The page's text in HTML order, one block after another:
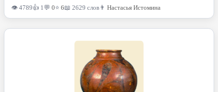
👁 4789👍 1 💬 0⭐ 6📖 2629 слов 👨 Настасья Истомина